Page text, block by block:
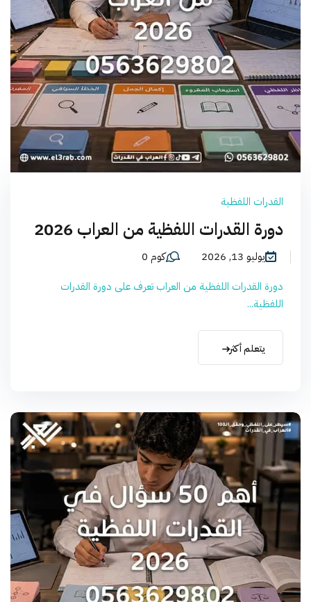
القدرات اللفظية
دورة القدرات اللفظية من العراب 2026
يوليو 13, 2026
كوم 0
دورة القدرات اللفظية من العراب تعرف على دورة القدرات
اللفظية...
يتعلم أكثر